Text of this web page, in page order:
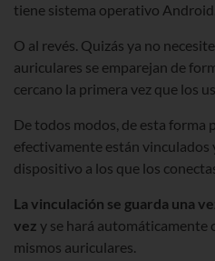
tiene sistema operativo Android.
O al revés. Quizás ya no
auriculares se emparejan de
cercano la primera vez que los
De todos modos, de esta forma
efectivamente están vinculados
dispositivo a los que los
La vinculación se guarda una
vez y se hará automáticamente
mismos auriculares.